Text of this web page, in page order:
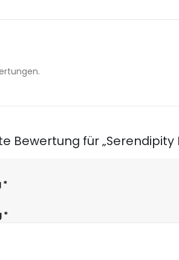
Bewertung für
*
*